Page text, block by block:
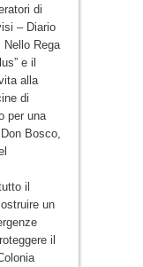
di
– Diario
Nello Rega
e il
alla
di
per una
Bosco,
il
un
il